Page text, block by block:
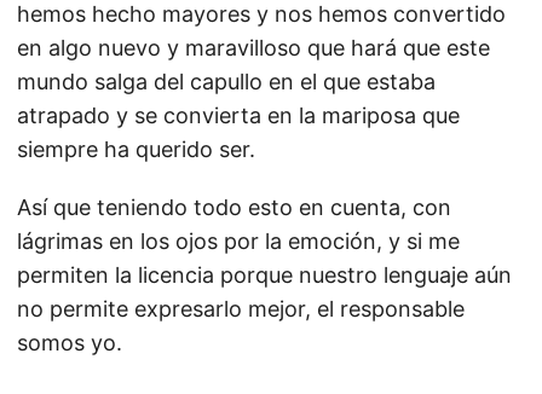
hemos hecho mayores y nos hemos convertido
en algo nuevo y maravilloso que hará que este
mundo salga del capullo en el que estaba
atrapado y se convierta en la mariposa que
siempre ha querido ser.
Así que teniendo todo esto en cuenta, con
lágrimas en los ojos por la emoción, y si me
permiten la licencia porque nuestro lenguaje aún
no permite expresarlo mejor, el responsable
somos yo.